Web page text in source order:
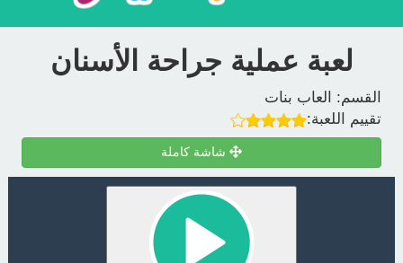
لعبة عملية جراحة الأسنان
القسم:
العاب بنات
تقييم اللعبة:
شاشة كاملة